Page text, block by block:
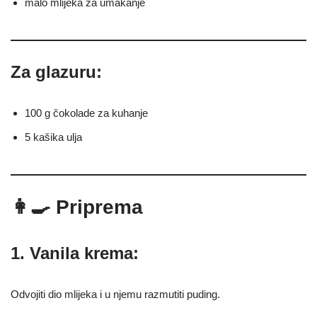
malo mlijeka za umakanje
Za glazuru:
100 g čokolade za kuhanje
5 kašika ulja
👩‍🍳 Priprema
1. Vanila krema:
Odvojiti dio mlijeka i u njemu razmutiti puding.